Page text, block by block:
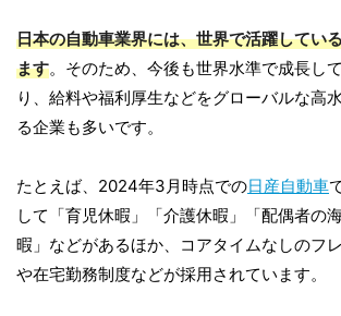
日本の自動車業界には、世界で活躍してい
ます。そのため、今後も世界水準で成長し
り、給料や福利厚生などをグローバルな高
る企業も多いです。
たとえば、2024年3月時点での日産自動車
して「育児休暇」「介護休暇」「配偶者の
暇」などがあるほか、コアタイムなしのフ
や在宅勤務制度などが採用されています。